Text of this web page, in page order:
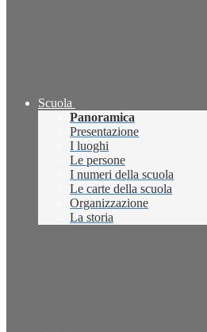
Scuola
Panoramica
Presentazione
I luoghi
Le persone
I numeri della scuola
Le carte della scuola
Organizzazione
La storia